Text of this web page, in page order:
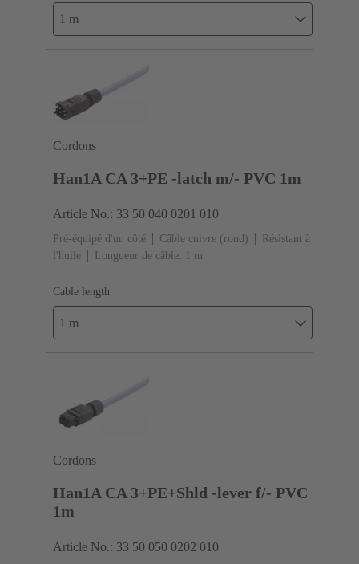
1 m
Cordons
Han1A CA 3+PE -latch m/- PVC 1m
Article No.: 33 50 040 0201 010
Pré-équipé d'un côté Câble cuivre (rond)
Résistant à
l'huile
Longueur de câble: 1 m
Cable length
1 m
Cordons
Han1A CA 3+PE+Shld -lever f/- PVC
1m
Article No.: 33 50 050 0202 010